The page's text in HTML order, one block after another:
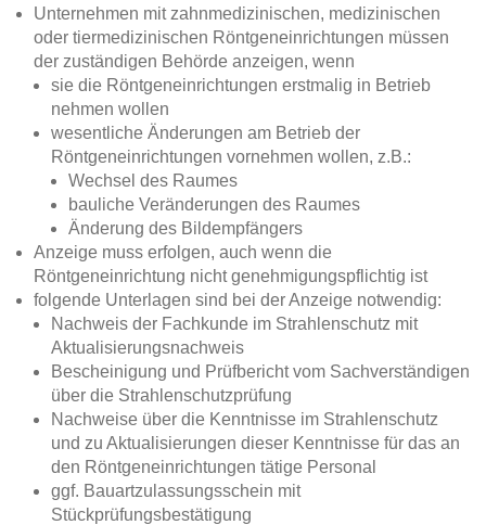
Unternehmen mit zahnmedizinischen, medizinischen
oder tiermedizinischen Röntgeneinrichtungen müssen
der zuständigen Behörde anzeigen, wenn
sie die Röntgeneinrichtungen erstmalig in Betrieb
nehmen wollen
wesentliche Änderungen am Betrieb der
Röntgeneinrichtungen vornehmen wollen, z.B.:
Wechsel des Raumes
bauliche Veränderungen des Raumes
Änderung des Bildempfängers
Anzeige muss erfolgen, auch wenn die
Röntgeneinrichtung nicht genehmigungspflichtig ist
folgende Unterlagen sind bei der Anzeige notwendig:
Nachweis der Fachkunde im Strahlenschutz mit
Aktualisierungsnachweis
Bescheinigung und Prüfbericht vom Sachverständigen
über die Strahlenschutzprüfung
Nachweise über die Kenntnisse im Strahlenschutz
und zu Aktualisierungen dieser Kenntnisse für das an
den Röntgeneinrichtungen tätige Personal
ggf. Bauartzulassungsschein mit
Stückprüfungsbestätigung